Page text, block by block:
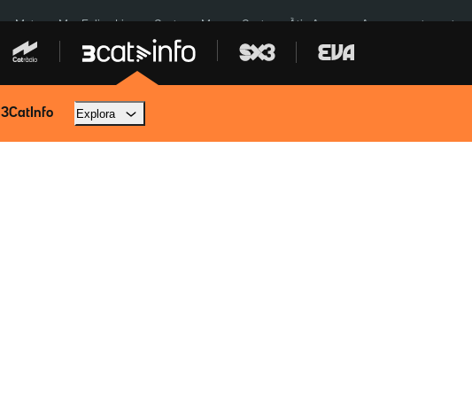
a Meta Mor Felipe Lipe Ceuta Menors Ceuta Àtic Ayuso Aparcament agost
3CatInfo Explora